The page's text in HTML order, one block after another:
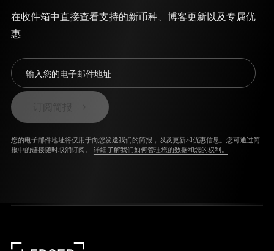
在收件箱中直接查看支持的新币种、博客更新以及专属优
惠
输入您的电子邮件地址
您的电子邮件地址将仅用于向您发送我们的简报，以及更新和优惠信息。您可通过简
报中的链接随时取消订阅。 详细了解我们如何管理您的数据和您的权利。